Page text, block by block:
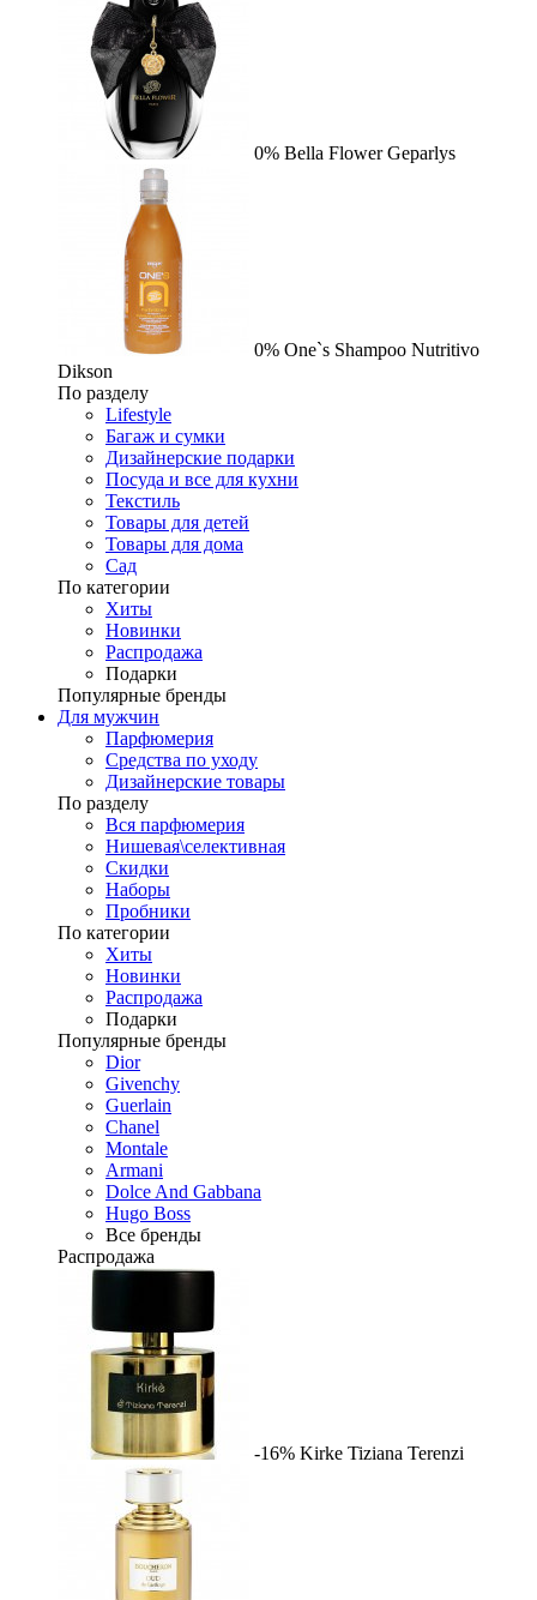
0% Bella Flower Geparlys
0% One`s Shampoo Nutritivo
Dikson
По разделу
Lifestyle
Багаж и сумки
Дизайнерские подарки
Посуда и все для кухни
Текстиль
Товары для детей
Товары для дома
Сад
По категории
Хиты
Новинки
Распродажа
Подарки
Популярные бренды
Для мужчин
Парфюмерия
Средства по уходу
Дизайнерские товары
По разделу
Вся парфюмерия
Нишевая\селективная
Скидки
Наборы
Пробники
По категории
Хиты
Новинки
Распродажа
Подарки
Популярные бренды
Dior
Givenchy
Guerlain
Chanel
Montale
Armani
Dolce And Gabbana
Hugo Boss
Все бренды
Распродажа
-16% Kirke Tiziana Terenzi